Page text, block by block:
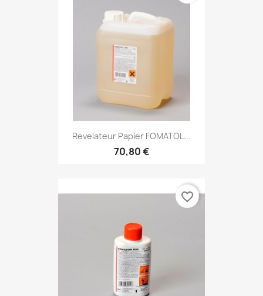
Revelateur Papier FOMATOL...
70,80 €
favorite_border